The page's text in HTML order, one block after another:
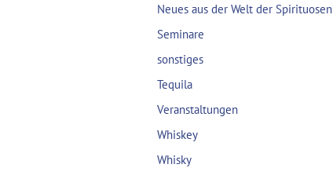
Neues aus der Welt der Spirituosen
Seminare
sonstiges
Tequila
Veranstaltungen
Whiskey
Whisky